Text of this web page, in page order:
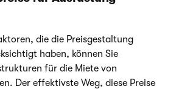
die die Preisgestaltung
haben, können Sie
für die Miete von
Der effektivste Weg, diese Preise